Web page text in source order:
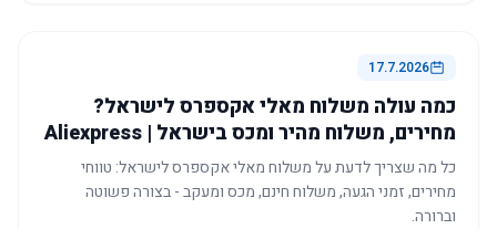
17.7.2026
כמה עולה משלוח מאלי אקספרס לישראל?
מחירים, משלוח מהיר ומכס בישראל | Aliexpress
כל מה שצריך לדעת על משלוח מאלי אקספרס לישראל: טווחי
מחירים, זמני הגעה, משלוח חינם, מכס ומעקב - בצורה פשוטה
וברורה.